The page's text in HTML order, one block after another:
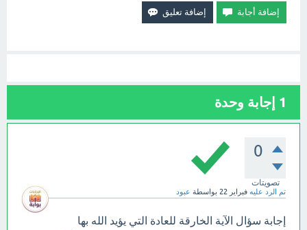
1 إجابة وحدة
0
تصويتات
تم الرد عليه فبراير 22 بواسطة عبود
إجابة سؤال الآية الخارقة للعادة التي يؤيد الله بها